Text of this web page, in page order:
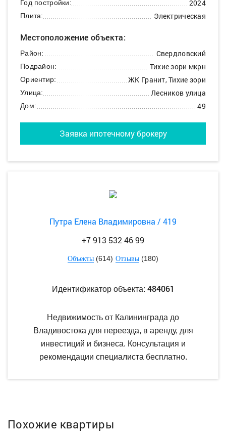
Год постройки: 2024
Плита: Электрическая
Местоположение объекта:
Район: Свердловский
Подрайон: Тихие зори мкрн
Ориентир: ЖК Гранит, Тихие зори
Улица: Лесников улица
Дом: 49
Заявка ипотечному брокеру
Путра Елена Владимировна / 419
+7 913 532 46 99
Объекты (614) Отзывы (180)
Идентификатор объекта: 484061
Недвижимость от Калининграда до
Владивостока для переезда, в аренду, для
инвестиций и бизнеса. Консультация и
рекомендации специалиста бесплатно.
Похожие квартиры